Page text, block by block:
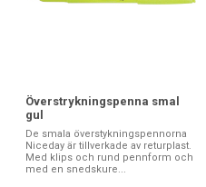
Överstrykningspenna smal
gul
De smala överstykningspennorna
Niceday är tillverkade av returplast.
Med klips och rund pennform och
med en snedskure...